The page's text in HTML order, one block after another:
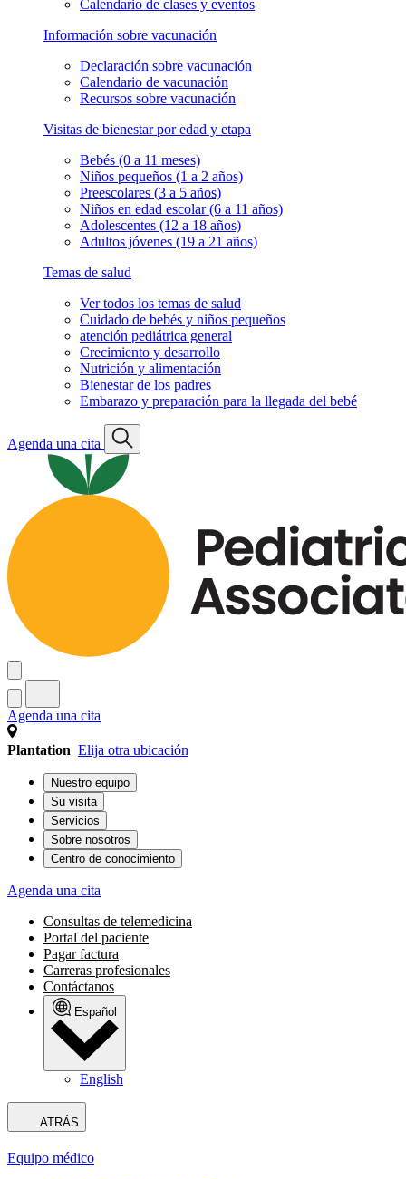
Calendario de clases y eventos
Información sobre vacunación
Declaración sobre vacunación
Calendario de vacunación
Recursos sobre vacunación
Visitas de bienestar por edad y etapa
Bebés (0 a 11 meses)
Niños pequeños (1 a 2 años)
Preescolares (3 a 5 años)
Niños en edad escolar (6 a 11 años)
Adolescentes (12 a 18 años)
Adultos jóvenes (19 a 21 años)
Temas de salud
Ver todos los temas de salud
Cuidado de bebés y niños pequeños
atención pediátrica general
Crecimiento y desarrollo
Nutrición y alimentación
Bienestar de los padres
Embarazo y preparación para la llegada del bebé
Agenda una cita
Agenda una cita
Plantation Elija otra ubicación
Nuestro equipo
Su visita
Servicios
Sobre nosotros
Centro de conocimiento
Agenda una cita
Consultas de telemedicina
Portal del paciente
Pagar factura
Carreras profesionales
Contáctanos
Español
English
ATRÁS
Equipo médico